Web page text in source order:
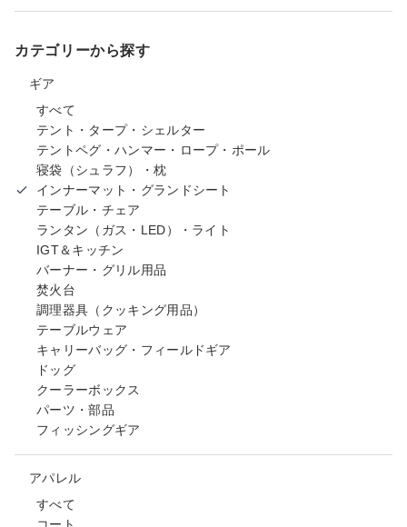
カテゴリーから探す
ギア
すべて
テント・タープ・シェルター
テントペグ・ハンマー・ロープ・ポール
寝袋（シュラフ）・枕
インナーマット・グランドシート
テーブル・チェア
ランタン（ガス・LED）・ライト
IGT＆キッチン
バーナー・グリル用品
焚火台
調理器具（クッキング用品）
テーブルウェア
キャリーバッグ・フィールドギア
ドッグ
クーラーボックス
パーツ・部品
フィッシングギア
アパレル
すべて